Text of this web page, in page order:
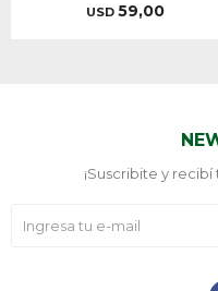
USD 59,00
¡Suscribite y